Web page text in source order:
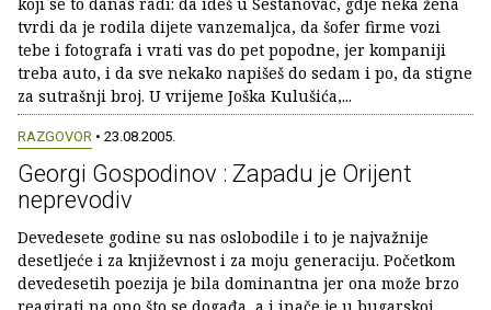
tvrdi da je rodila dijete vanzemaljca, da šofer firme vozi
tebe i fotografa i vrati vas do pet popodne, jer kompaniji
treba auto, i da sve nekako napišeš do sedam i po, da stigne
za sutrašnji broj. U vrijeme Joška Kulušića,...
RAZGOVOR • 23.08.2005.
Georgi Gospodinov : Zapadu je Orijent
neprevodiv
Devedesete godine su nas oslobodile i to je najvažnije
desetljeće i za književnost i za moju generaciju. Početkom
devedesetih poezija je bila dominantna jer ona može brzo